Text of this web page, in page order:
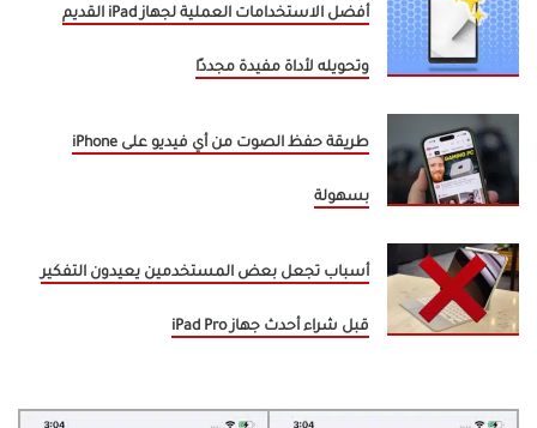
أفضل الاستخدامات العملية لجهاز iPad القديم
وتحويله لأداة مفيدة مجددًا
طريقة حفظ الصوت من أي فيديو على iPhone
بسهولة
أسباب تجعل بعض المستخدمين يعيدون التفكير
قبل شراء أحدث جهاز iPad Pro